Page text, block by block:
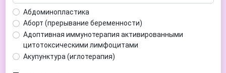
Аденома щитовидной железы
Аденомиоз
Адентия
Азооспермия
Акне (угри)
Алкоголизм
Абдоминопластика
Аборт (прерывание беременности)
Адоптивная иммунотерапия активированными
цитотоксическими лимфоцитами
Акупунктура (иглотерапия)